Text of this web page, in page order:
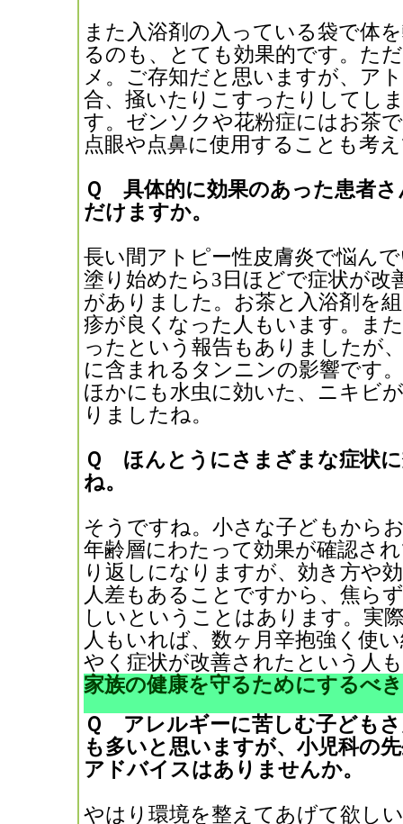
また入浴剤の入っている袋で体
るのも、とても効果的です。た
メ。ご存知だと思いますが、ア
合、掻いたりこすったりしてし
す。ゼンソクや花粉症にはお茶
点眼や点鼻に使用することも考
Ｑ 具体的に効果のあった患者
だけますか。
長い間アトピー性皮膚炎で悩ん
塗り始めたら3日ほどで症状が改
がありました。お茶と入浴剤を
疹が良くなった人もいます。ま
ったという報告もありましたが
に含まれるタンニンの影響です
ほかにも水虫に効いた、ニキビ
りましたね。
Ｑ ほんとうにさまざまな症状
ね。
そうですね。小さな子どもから
年齢層にわたって効果が確認さ
り返しになりますが、効き方や
人差もあることですから、焦ら
しいということはあります。実
人もいれば、数ヶ月辛抱強く使
やく症状が改善されたという人
家族の健康を守るためにするべ
Ｑ アレルギーに苦しむ子ども
も多いと思いますが、小児科の
アドバイスはありませんか。
やはり環境を整えてあげて欲し